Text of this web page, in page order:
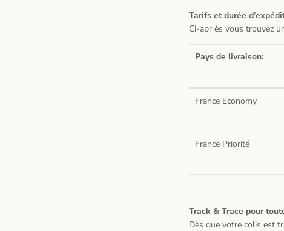
Tarifs et durée d’expé
Ci-apr ès vous trouvez
Pays de livraison:
France Economy
France Priorité
Track & Trace pour
Dès que votre colis est